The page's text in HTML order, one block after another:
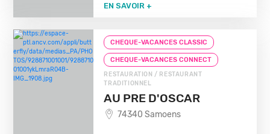
EN SAVOIR +
CHEQUE-VACANCES CLASSIC
CHEQUE-VACANCES CONNECT
RESTAURATION / RESTAURANT
TRADITIONNEL
AU PRE D'OSCAR
74340 Samoens